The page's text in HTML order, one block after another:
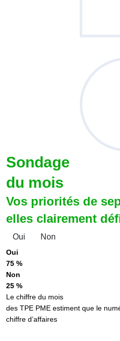
Sondage
du mois
Vos priorités de
elles clairement
Oui Non
Oui
75 %
Non
25 %
Le chiffre du mois
des TPE PME estiment que le
chiffre d’affaires